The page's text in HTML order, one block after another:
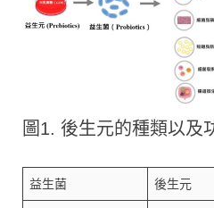
圖1. 後生元的種類以及
益生菌 後生元